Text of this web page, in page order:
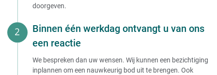
doorgeven.
Binnen één werkdag ontvangt u van ons
een reactie
We bespreken dan uw wensen. Wij kunnen een bezichtiging
inplannen om een nauwkeurig bod uit te brengen. Ook